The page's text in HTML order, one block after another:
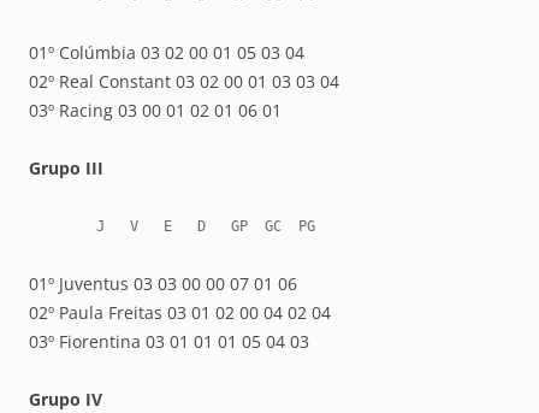
01º Colúmbia 03 02 00 01 05 03 04
02º Real Constant 03 02 00 01 03 03 04
03º Racing 03 00 01 02 01 06 01
Grupo III
        J   V   E   D   GP  GC  PG
01º Juventus 03 03 00 00 07 01 06
02º Paula Freitas 03 01 02 00 04 02 04
03º Fiorentina 03 01 01 01 05 04 03
Grupo IV